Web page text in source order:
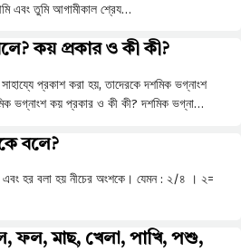
এবং তুমি আগামীকাল শ্রেয…
কয় প্রকার ও কী কী?
প্রকাশ করা হয়, তাদেরকে দশমিক ভগ্নাংশ
ভগ্নাংশ কয় প্রকার ও কী কী? দশমিক ভগ্না…
বলে?
এবং হর বলা হয় নীচের অংশকে। যেমন : ২/৪ । ২=
ফল, মাছ, খেলা, পাখি, পশু,